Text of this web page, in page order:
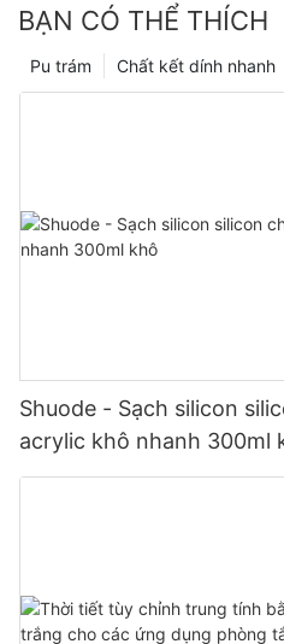
BẠN CÓ THỂ THÍCH
Chất kết dính nhanh
Pu trám
Shuode - Sạch silicon
acrylic khô nhanh 300ml